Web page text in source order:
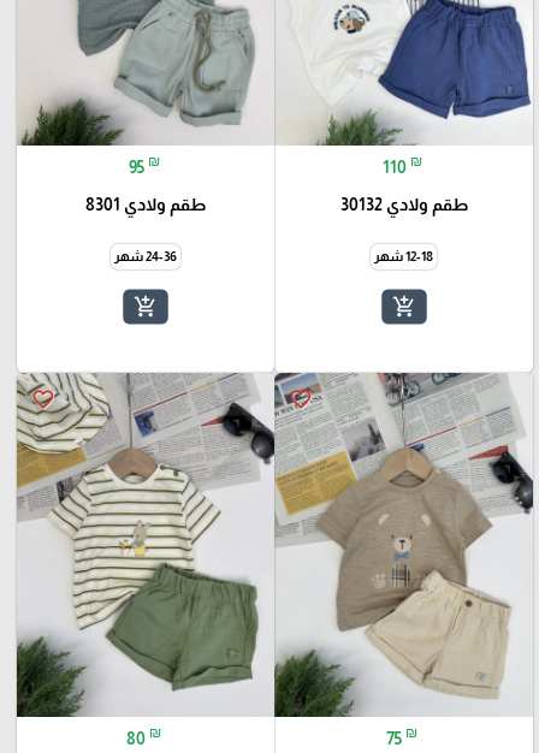
110 ₪
طقم ولادي 30132
12-18 شهر
add_shopping_cart
95 ₪
طقم ولادي 8301
24-36 شهر
add_shopping_cart
favorite_border
75 ₪
favorite_border
80 ₪